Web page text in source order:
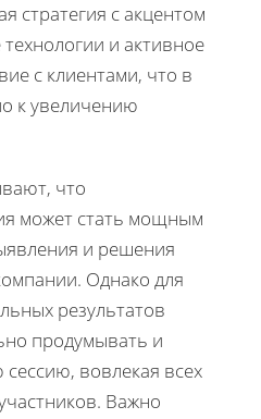
стратегия с акцентом
и активное
с клиентами, что в
к увеличению
что
может стать мощным
и решения
Однако для
результатов
продумывать и
вовлекая всех
Важно